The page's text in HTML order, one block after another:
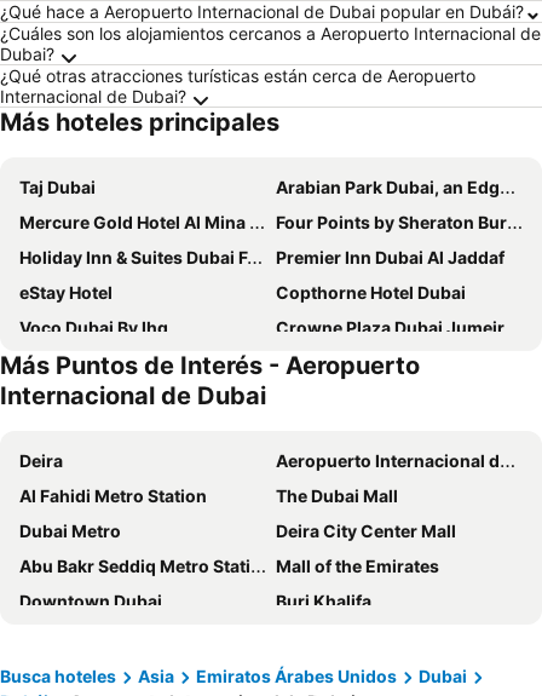
¿Qué hace a Aeropuerto Internacional de Dubai popular en Dubái?
¿Cuáles son los alojamientos cercanos a Aeropuerto Internacional de
Dubai?
¿Qué otras atracciones turísticas están cerca de Aeropuerto
Internacional de Dubai?
Más hoteles principales
Taj Dubai
Arabian Park Dubai, an Edge by Rotana Hotel
Mercure Gold Hotel Al Mina Road Dubai
Four Points by Sheraton Bur Dubai
Holiday Inn & Suites Dubai Festival City By Ihg
Premier Inn Dubai Al Jaddaf
eStay Hotel
Copthorne Hotel Dubai
Voco Dubai By Ihg
Crowne Plaza Dubai Jumeirah By Ihg
Rove Downtown
Rose Rayhaan by Rotana
Swissôtel Al Murooj Dubai
Ramada by Wyndham Downtown Dubai
25hours Hotel Dubai One Central
Aavri Hotel Deira
Coral Dubai Deira Hotel
Barcelo Al Jaddaf, Dubai
Carlton Dubai Creek Hotel
Orchid Vue Hotel
Ramada by Wyndham Dubai Deira
Asiana Grand Hotel
Grand Mercure Business Bay
Grand Hyatt Dubai
Sleepover Terminal 3, Concourse A - formerly sleep 'n fly
Más Puntos de Interés - Aeropuerto
Internacional de Dubai
Deira
Aeropuerto Internacional de Dubai
Al Fahidi Metro Station
The Dubai Mall
Dubai Metro
Deira City Center Mall
Abu Bakr Seddiq Metro Station
Mall of the Emirates
Downtown Dubai
Burj Khalifa
Airport Terminal 1 Metro Station
Airport Terminal 3 Metro Station
Busca hoteles Asia Emiratos Árabes Unidos
Dubai